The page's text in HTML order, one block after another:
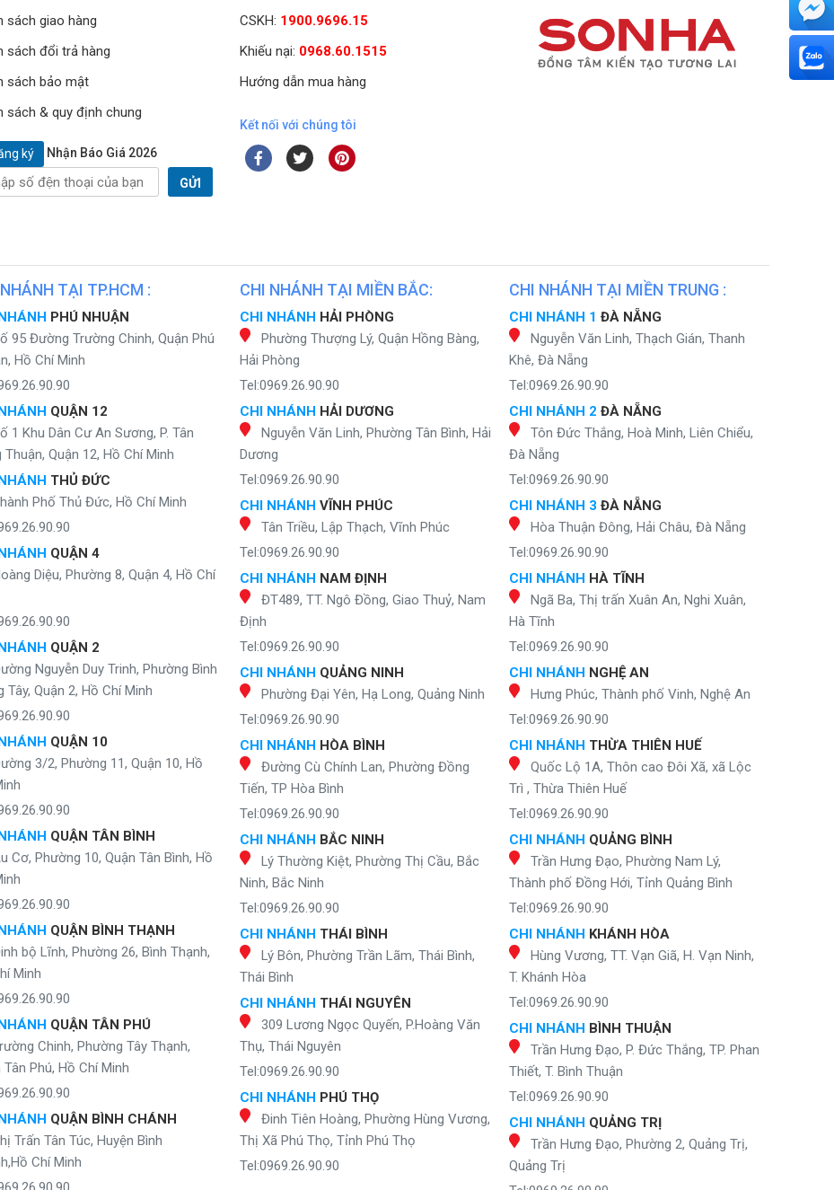
sách giao hàng
sách đổi trả hàng
sách bảo mật
sách & quy định chung
ký Nhận Báo Giá 2026
GỬI
CSKH: 1900.9696.15
Khiếu nại: 0968.60.1515
Hướng dẫn mua hàng
Kết nối với chúng tôi
TẠI TP.HCM :
PHÚ NHUẬN
95 Đường Trường Chinh, Quận Phú
Hồ Chí Minh
QUẬN 12
1 Khu Dân Cư An Sương, P. Tân
Thuận, Quận 12, Hồ Chí Minh
THỦ ĐỨC
Phố Thủ Đức, Hồ Chí Minh
QUẬN 4
Diệu, Phường 8, Quận 4, Hồ Chí
QUẬN 2
Nguyễn Duy Trinh, Phường Bình
Tây, Quận 2, Hồ Chí Minh
QUẬN 10
3/2, Phường 11, Quận 10, Hồ
QUẬN TÂN BÌNH
Cơ, Phường 10, Quận Tân Bình, Hồ
QUẬN BÌNH THẠNH
bộ Lĩnh, Phường 26, Bình Thạnh,
Minh
QUẬN TÂN PHÚ
Chinh, Phường Tây Thạnh,
Tân Phú, Hồ Chí Minh
QUẬN BÌNH CHÁNH
Trấn Tân Túc, Huyện Bình
Chí Minh
CHI NHÁNH TẠI MIỀN BẮC:
CHI NHÁNH HẢI PHÒNG
Phường Thượng Lý, Quận Hồng Bàng,
Hải Phòng
Tel:0969.26.90.90
CHI NHÁNH HẢI DƯƠNG
Nguyễn Văn Linh, Phường Tân Bình, Hải
Dương
Tel:0969.26.90.90
CHI NHÁNH VĨNH PHÚC
Tân Triều, Lập Thạch, Vĩnh Phúc
Tel:0969.26.90.90
CHI NHÁNH NAM ĐỊNH
ĐT489, TT. Ngô Đồng, Giao Thuỷ, Nam
Định
Tel:0969.26.90.90
CHI NHÁNH QUẢNG NINH
Phường Đại Yên, Hạ Long, Quảng Ninh
Tel:0969.26.90.90
CHI NHÁNH HÒA BÌNH
Đường Cù Chính Lan, Phường Đồng
Tiến, TP Hòa Bình
Tel:0969.26.90.90
CHI NHÁNH BẮC NINH
Lý Thường Kiệt, Phường Thị Cầu, Bắc
Ninh, Bắc Ninh
Tel:0969.26.90.90
CHI NHÁNH THÁI BÌNH
Lý Bôn, Phường Trần Lãm, Thái Bình,
Thái Bình
CHI NHÁNH THÁI NGUYÊN
309 Lương Ngọc Quyến, P.Hoàng Văn
Thụ, Thái Nguyên
Tel:0969.26.90.90
CHI NHÁNH PHÚ THỌ
Đinh Tiên Hoàng, Phường Hùng Vương,
Thị Xã Phú Thọ, Tỉnh Phú Thọ
Tel:0969.26.90.90
CHI NHÁNH TẠI MIỀN TRUNG :
CHI NHÁNH 1 ĐÀ NẴNG
Nguyễn Văn Linh, Thạch Gián, Thanh
Khê, Đà Nẵng
Tel:0969.26.90.90
CHI NHÁNH 2 ĐÀ NẴNG
Tôn Đức Thắng, Hoà Minh, Liên Chiểu,
Đà Nẵng
Tel:0969.26.90.90
CHI NHÁNH 3 ĐÀ NẴNG
Hòa Thuận Đông, Hải Châu, Đà Nẵng
Tel:0969.26.90.90
CHI NHÁNH HÀ TĨNH
Ngã Ba, Thị trấn Xuân An, Nghi Xuân,
Hà Tĩnh
Tel:0969.26.90.90
CHI NHÁNH NGHỆ AN
Hưng Phúc, Thành phố Vinh, Nghệ An
Tel:0969.26.90.90
CHI NHÁNH THỪA THIÊN HUẾ
Quốc Lộ 1A, Thôn cao Đôi Xã, xã Lộc
Trì , Thừa Thiên Huế
Tel:0969.26.90.90
CHI NHÁNH QUẢNG BÌNH
Trần Hưng Đạo, Phường Nam Lý,
Thành phố Đồng Hới, Tỉnh Quảng Bình
Tel:0969.26.90.90
CHI NHÁNH KHÁNH HÒA
Hùng Vương, TT. Vạn Giã, H. Vạn Ninh,
T. Khánh Hòa
Tel:0969.26.90.90
CHI NHÁNH BÌNH THUẬN
Trần Hưng Đạo, P. Đức Thắng, TP. Phan
Thiết, T. Bình Thuận
Tel:0969.26.90.90
CHI NHÁNH QUẢNG TRỊ
Trần Hưng Đạo, Phường 2, Quảng Trị,
Quảng Trị